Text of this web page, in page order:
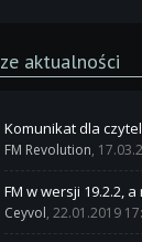
aktualności
Komunikat dla
FM Revolution,
FM w wersji 19.2.2,
Ceyvol, 22.01.2019